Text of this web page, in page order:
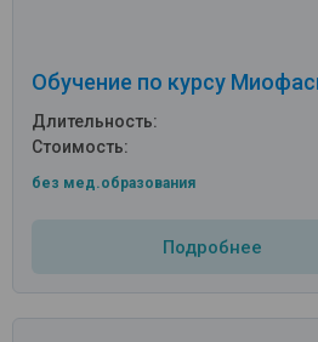
Обучение по курсу
Длительность:
Стоимость:
без мед.образования
Подробнее